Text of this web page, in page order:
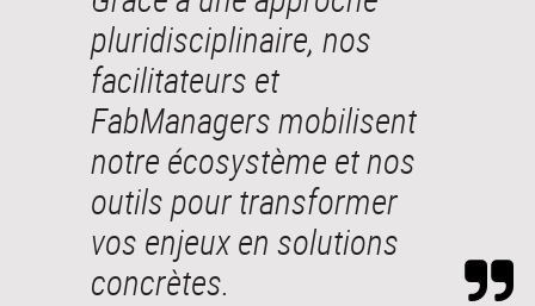
pluridisciplinaire, nos
facilitateurs et
FabManagers mobilisent
notre écosystème et nos
outils pour transformer
vos enjeux en solutions
concrètes.